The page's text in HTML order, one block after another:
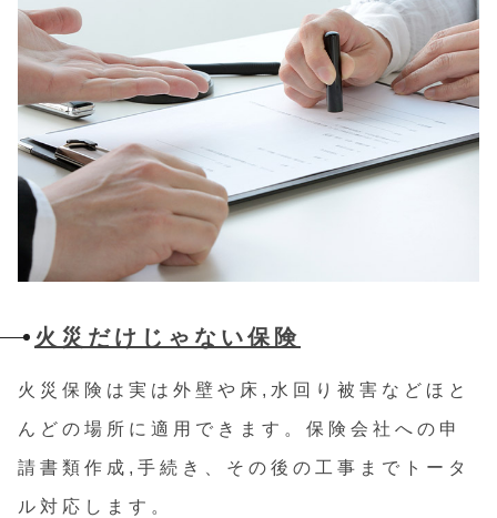
火災だけじゃない保険
火災保険は実は外壁や床,水回り被害などほと
んどの場所に適用できます。保険会社への申
請書類作成,手続き、その後の工事までトータ
ル対応します。